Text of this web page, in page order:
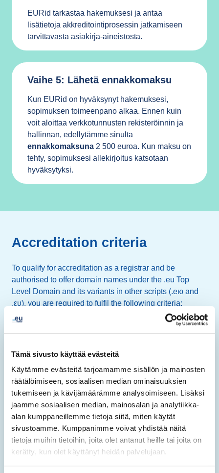
Tämä sivusto käyttää evästeitä
Käytämme evästeitä tarjoamamme sisällön ja mainosten
räätälöimiseen, sosiaalisen median ominaisuuksien
tukemiseen ja kävijämäärämme analysoimiseen. Lisäksi
jaamme sosiaalisen median, mainosalan ja analytiikka-
alan kumppaneillemme tietoja siitä, miten käytät
sivustoamme. Kumppanimme voivat yhdistää näitä
tietoja muihin tietoihin, joita olet antanut heille tai joita on
kerätty, kun olet käyttänyt heidän palvelujaan.
EURid tarkastaa hakemuksesi ja antaa
lisätietoja akkreditointiprosessin jatkamiseen
tarvittavasta asiakirja-aineistosta.
Vaihe 5: Lähetä ennakkomaksu
Kun EURid on hyväksynyt hakemuksesi,
sopimuksen toimeenpano alkaa. Ennen kuin
voit aloittaa verkkotunnusten rekisteröinnin ja
hallinnan, edellytämme sinulta
ennakkomaksuna 2 500 euroa. Kun maksu on
tehty, sopimuksesi allekirjoitus katsotaan
hyväksytyksi.
Accreditation criteria
To qualify for accreditation as a registrar and be
authorised to offer domain names under the .eu Top
Level Domain and its variants in other scripts (.ею and
.ευ), you are required to fulfil the following criteria:
You maintain your
own operational website
containing:
your complete identification details (such as official
company name, legal form, registration number,
address, telephone, e-mail address and website)
clear information on the services and pricing you
offer
a domain availability check or link to